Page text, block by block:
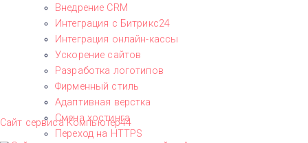
Внедрение CRM
Интеграция с Битрикс24
Интеграция онлайн-кассы
Ускорение сайтов
Разработка логотипов
Фирменный стиль
Адаптивная верстка
Смена хостинга
Переход на HTTPS
Сайт сервиса Компьютер44